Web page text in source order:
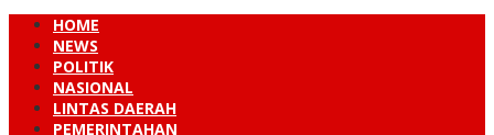
HOME
NEWS
POLITIK
NASIONAL
LINTAS DAERAH
PEMERINTAHAN